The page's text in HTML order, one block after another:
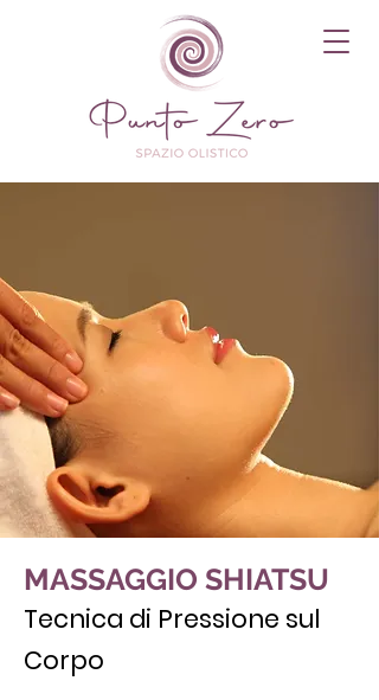
MASSAGGIO SHIATSU
Tecnica di Pressione sul
Corpo